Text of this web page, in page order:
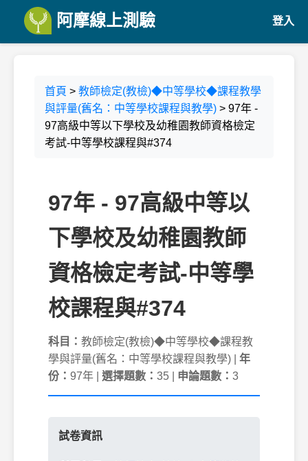
阿摩線上測驗 登入
首頁 > 教師檢定(教檢)◆中等學校◆課程教學
與評量(舊名：中等學校課程與教學) > 97年 -
97高級中等以下學校及幼稚園教師資格檢定
考試-中等學校課程與#374
97年 - 97高級中等以
下學校及幼稚園教師
資格檢定考試-中等學
校課程與#374
科目： 教師檢定(教檢)◆中等學校◆課程教
學與評量(舊名：中等學校課程與教學) | 年
份： 97年 | 選擇題數： 35 | 申論題數： 3
試卷資訊